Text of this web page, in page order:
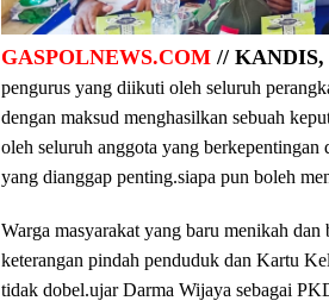
GASPOLNEWS.COM //
pengurus yang diikuti oleh seluruh
dengan maksud menghasilkan sebuah
oleh seluruh anggota yang berkepentingan
yang dianggap penting.siapa pun boleh
Warga masyarakat yang baru menikah
keterangan pindah penduduk dan Kartu
tidak dobel.ujar Darma Wijaya sebagai